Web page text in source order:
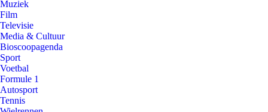
Muziek
Film
Televisie
Media & Cultuur
Bioscoopagenda
Sport
Voetbal
Formule 1
Autosport
Tennis